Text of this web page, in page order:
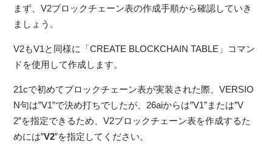
まず、V2ブロックチェーン表の作成手順から確認していき
ましょう。
V2もV1と同様に「CREATE BLOCKCHAIN TABLE」コマン
ドを使用して作成します。
21cで初めてブロックチェーン表が実装された際、VERSIO
N句は”V1”で決め打ちでしたが、26aiからは”V1”または”V
2”を指定できるため、V2ブロックチェーン表を作成するた
めには”V2”を指定してください。